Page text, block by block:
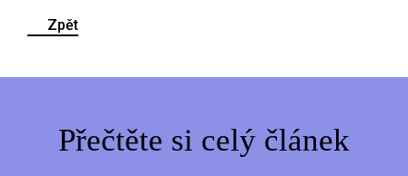
Zpět
Přečtěte si celý článek